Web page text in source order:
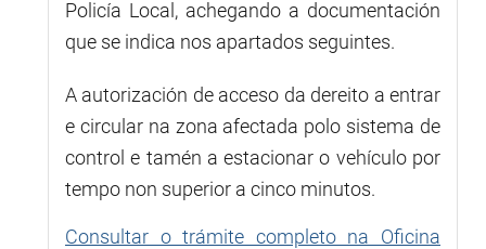
Policía Local, achegando a documentación
que se indica nos apartados seguintes.
A autorización de acceso da dereito a entrar
e circular na zona afectada polo sistema de
control e tamén a estacionar o vehículo por
tempo non superior a cinco minutos.
Consultar o trámite completo na Oficina